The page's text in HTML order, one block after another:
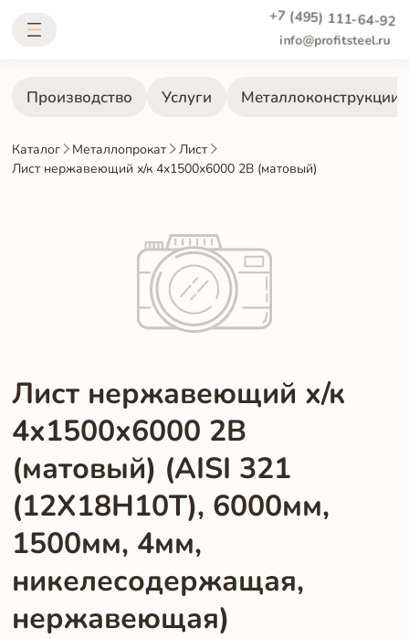
+7 (495) 111-64-92
info@profitsteel.ru
Производство Услуги Металлоконструкции
Каталог Металлопрокат
Лист
Лист нержавеющий х/к 4х1500х6000 2B (матовый)
Лист нержавеющий х/к
4х1500х6000 2B
(матовый) (AISI 321
(12Х18Н10Т), 6000мм,
1500мм, 4мм,
никелесодержащая,
нержавеющая)